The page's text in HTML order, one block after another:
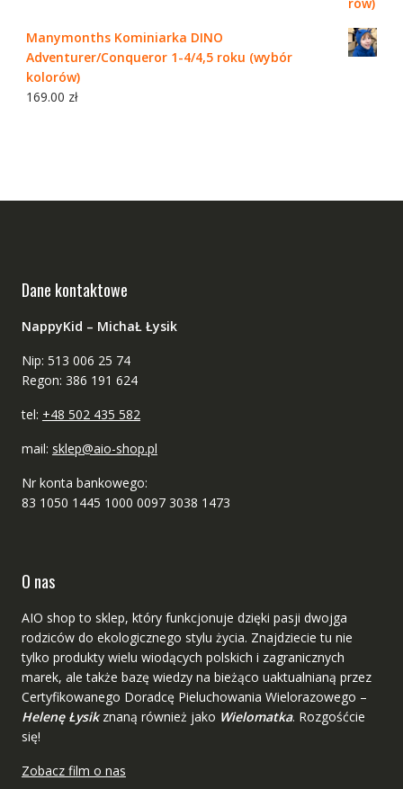
Manymonths Kominiarka DINO
Adventurer/Conqueror 1-4/4,5 roku (wybór
kolorów)
169.00 zł
Dane kontaktowe
NappyKid – MichaŁ Łysik
Nip: 513 006 25 74
Regon: 386 191 624
tel: +48 502 435 582
mail: sklep@aio-shop.pl
Nr konta bankowego:
83 1050 1445 1000 0097 3038 1473
O nas
AIO shop to sklep, który funkcjonuje dzięki pasji dwojga
rodziców do ekologicznego stylu życia. Znajdziecie tu nie
tylko produkty wielu wiodących polskich i zagranicznych
marek, ale także bazę wiedzy na bieżąco uaktualnianą przez
Certyfikowanego Doradcę Pieluchowania Wielorazowego –
Helenę Łysikznaną również jako Wielomatka. Rozgośćcie
się!
Zobacz film o nas